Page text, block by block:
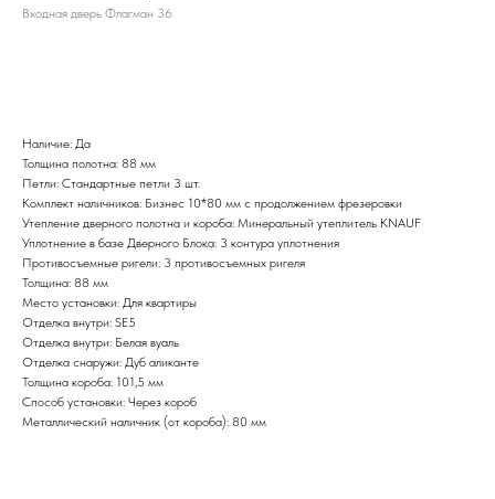
Входная дверь Флагман 36
Наличие: Да
Толщина полотна: 88 мм
Петли: Стандартные петли 3 шт.
Комплект наличников: Бизнес 10*80 мм с продолжением фрезеровки
Утепление дверного полотна и короба: Минеральный утеплитель KNAUF
Уплотнение в базе Дверного Блока: 3 контура уплотнения
Противосъемные ригели: 3 противосъемных ригеля
Толщина: 88 мм
Место установки: Для квартиры
Отделка внутри: SE5
Отделка внутри: Белая вуаль
Отделка снаружи: Дуб аликанте
Толщина короба: 101,5 мм
Способ установки: Через короб
Металлический наличник (от короба): 80 мм